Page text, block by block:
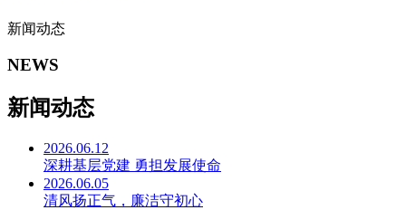
新闻动态
NEWS
新闻动态
2026.06.12
深耕基层党建 勇担发展使命
2026.06.05
清风扬正气，廉洁守初心